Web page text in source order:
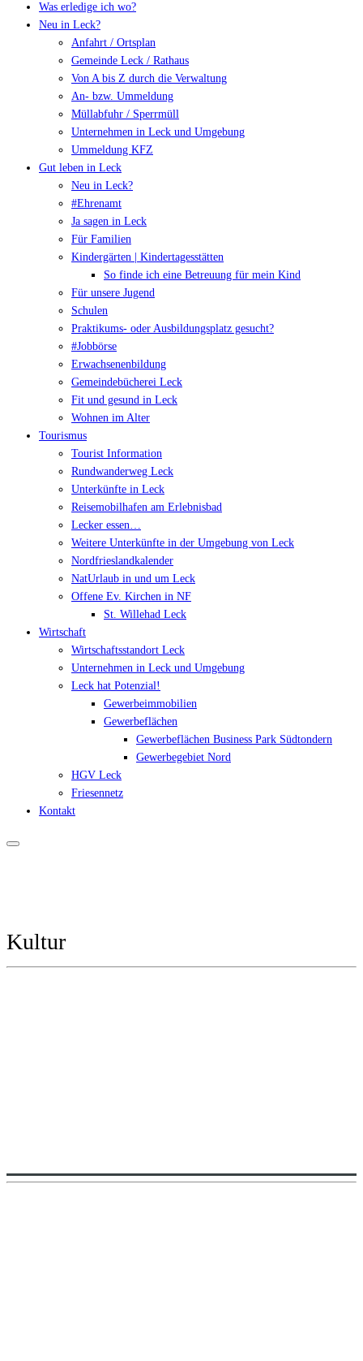
Was erledige ich wo?
Neu in Leck?
Anfahrt / Ortsplan
Gemeinde Leck / Rathaus
Von A bis Z durch die Verwaltung
An- bzw. Ummeldung
Müllabfuhr / Sperrmüll
Unternehmen in Leck und Umgebung
Ummeldung KFZ
Gut leben in Leck
Neu in Leck?
#Ehrenamt
Ja sagen in Leck
Für Familien
Kindergärten | Kindertagesstätten
So finde ich eine Betreuung für mein Kind
Für unsere Jugend
Schulen
Praktikums- oder Ausbildungsplatz gesucht?
#Jobbörse
Erwachsenenbildung
Gemeindebücherei Leck
Fit und gesund in Leck
Wohnen im Alter
Tourismus
Tourist Information
Rundwanderweg Leck
Unterkünfte in Leck
Reisemobilhafen am Erlebnisbad
Lecker essen…
Weitere Unterkünfte in der Umgebung von Leck
Nordfrieslandkalender
NatUrlaub in und um Leck
Offene Ev. Kirchen in NF
St. Willehad Leck
Wirtschaft
Wirtschaftsstandort Leck
Unternehmen in Leck und Umgebung
Leck hat Potenzial!
Gewerbeimmobilien
Gewerbeflächen
Gewerbeflächen Business Park Südtondern
Gewerbegebiet Nord
HGV Leck
Friesennetz
Kontakt
Kultur